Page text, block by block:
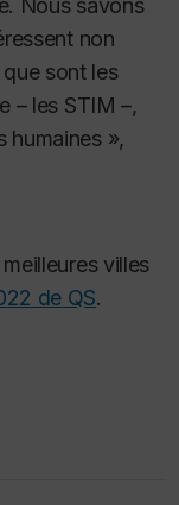
Nous savons
non
sont les
– les STIM –,
humaines »,
villes
de QS.